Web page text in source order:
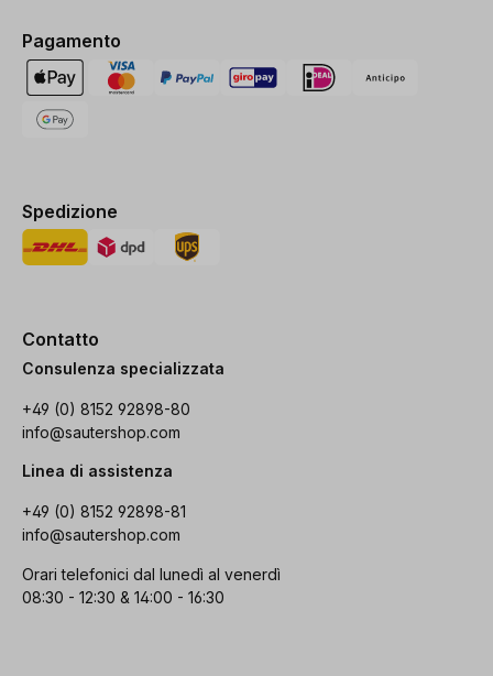
Pagamento
Spedizione
Contatto
Consulenza specializzata
+49 (0) 8152 92898-80
info@sautershop.com
Linea di assistenza
+49 (0) 8152 92898-81
info@sautershop.com
Orari telefonici dal lunedì al venerdì
08:30 - 12:30 & 14:00 - 16:30